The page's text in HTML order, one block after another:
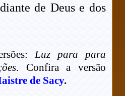
de Deus e dos
Luz para para
. Confira a versão
de Sacy.